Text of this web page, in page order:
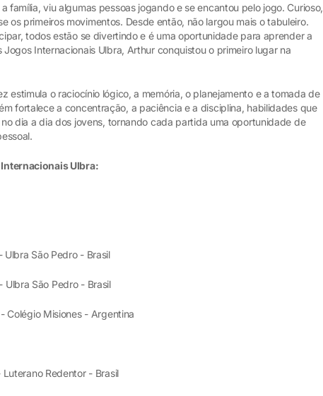
família, viu algumas pessoas jogando e se encantou pelo jogo. Curioso,
os primeiros movimentos. Desde então, não largou mais o tabuleiro.
todos estão se divertindo e é uma oportunidade para aprender a
Internacionais Ulbra, Arthur conquistou o primeiro lugar na
estimula o raciocínio lógico, a memória, o planejamento e a tomada de
fortalece a concentração, a paciência e a disciplina, habilidades que
dia a dia dos jovens, tornando cada partida uma oportunidade de
Ulbra:
Ulbra São Pedro - Brasil
Ulbra São Pedro - Brasil
Colégio Misiones - Argentina
Redentor - Brasil